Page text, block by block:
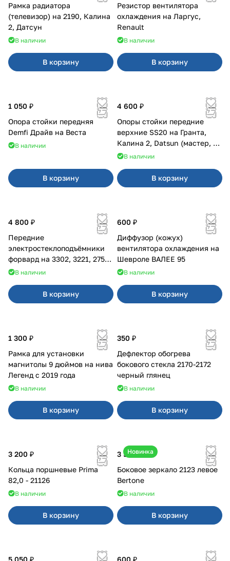
Рамка радиатора
(телевизор) на 2190, Калина
2, Датсун
В наличии
В корзину
Резистор вентилятора
охлаждения на Ларгус,
Renault
В наличии
В корзину
1 050 ₽
Опора стойки передняя
Demfi Драйв на Веста
В наличии
В корзину
4 600 ₽
Опоры стойки передние
верхние SS20 на Гранта,
Калина 2, Datsun (мастер, с
ЭлУР, с подшипником) 2шт
В наличии
В корзину
4 800 ₽
Передние
электростеклоподъёмники
форвард на 3302, 3221, 2752,
2217В наличии
В корзину
600 ₽
Диффузор (кожух)
вентилятора охлаждения на
Шевроле ВАЛЕЕ 95
В наличии
В корзину
1 300 ₽
Рамка для установки
магнитолы 9 дюймов на нива
Легенд с 2019 года
В наличии
В корзину
350 ₽
Дефлектор обогрева
бокового стекла 2170-2172
черный глянец
В наличии
В корзину
3 200 ₽
Кольца поршневые Prima
82,0 - 21126
В наличии
В корзину
Новинка
3 500 ₽
Боковое зеркало 2123 левое
Bertone
В наличии
В корзину
5 050 ₽ 600 ₽